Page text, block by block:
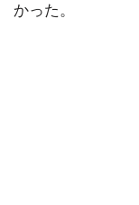
かった。